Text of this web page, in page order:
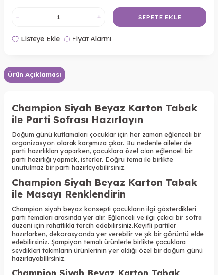
SEPETE EKLE
Listeye Ekle Fiyat Alarmı
Ürün Açıklaması
Champion Siyah Beyaz Karton Tabak
ile Parti Sofrası Hazırlayın
Doğum günü kutlamaları çocuklar için her zaman eğlenceli bir
organizasyon olarak karşımıza çıkar. Bu nedenle aileler de
parti hazırlıkları yaparken, çocuklara özel olan eğlenceli bir
parti hazırlığı yapmak, isterler. Doğru tema ile birlikte
unutulmaz bir parti hazırlayabilirsiniz.
Champion Siyah Beyaz Karton Tabak
ile Masayı Renklendirin
Champion siyah beyaz konsepti çocukların ilgi gösterdikleri
parti temaları arasında yer alır. Eğlenceli ve ilgi çekici bir sofra
düzeni için rahatlıkla tercih edebilirsiniz.Keyifli partiler
hazırlarken, dekorasyonda yer verebilir ve şık bir görüntü elde
edebilirsiniz. Şampiyon temalı ürünlerle birlikte çocuklara
sevdikleri takımların ürünlerinin yer aldığı özel bir doğum günü
hazırlayabilirsiniz.